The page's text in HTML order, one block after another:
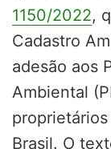
1150/2022,
Cadastro
adesão aos
Ambiental
Brasil. O